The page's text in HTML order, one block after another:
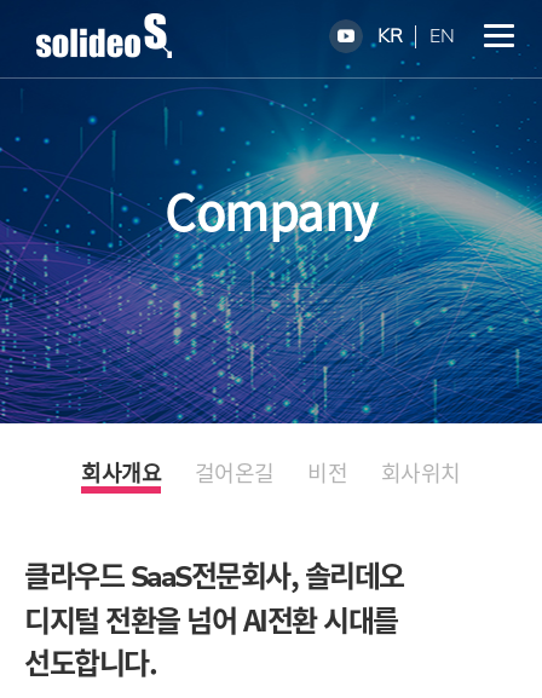
KR EN
Company
회사개요 걸어온길 비전 회사위치
클라우드SaaS전문회사,솔리데오
디지털 전환을 넘어 AI전환 시대를
선도합니다.